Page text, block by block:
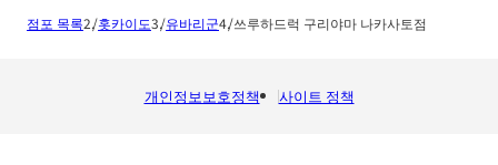
점포 목록 홋카이도 유바리군 쓰루하드럭 구리야마 나카사토점
개인정보보호정책 사이트 정책